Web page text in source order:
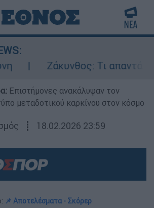
Ζάκυνθος: Τι απαντά η
Επιστήμονες ανακάλυψαν τον
μεταδοτικού καρκίνου στον κόσμο
┋ 18.02.2026 23:59
📌 Αποτελέσματα - Σκόρερ